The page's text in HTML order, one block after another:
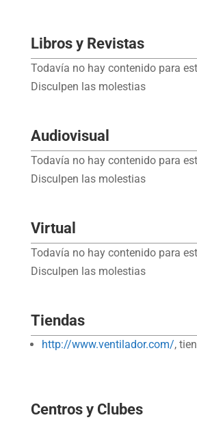
Libros y Revistas
Todavía no hay contenido para
Disculpen las molestias
Audiovisual
Todavía no hay contenido para
Disculpen las molestias
Virtual
Todavía no hay contenido para
Disculpen las molestias
Tiendas
http://www.ventilador.com/,
Centros y Clubes